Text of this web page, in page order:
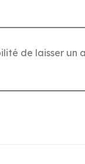
de laisser un